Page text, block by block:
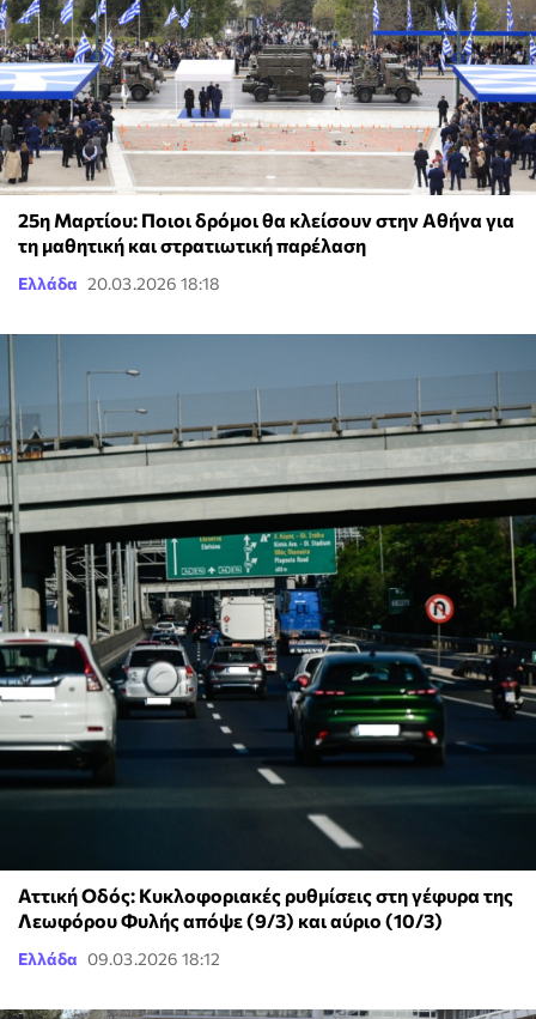
25η Μαρτίου: Ποιοι δρόμοι θα κλείσουν στην Αθήνα για
τη μαθητική και στρατιωτική παρέλαση
Ελλάδα 20.03.2026 18:18
Αττική Οδός: Κυκλοφοριακές ρυθμίσεις στη γέφυρα της
Λεωφόρου Φυλής απόψε (9/3) και αύριο (10/3)
Ελλάδα 09.03.2026 18:12